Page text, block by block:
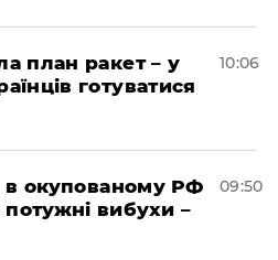
план ракет – у
готуватися
10:06
в окупованому РФ
вибухи –
09:50